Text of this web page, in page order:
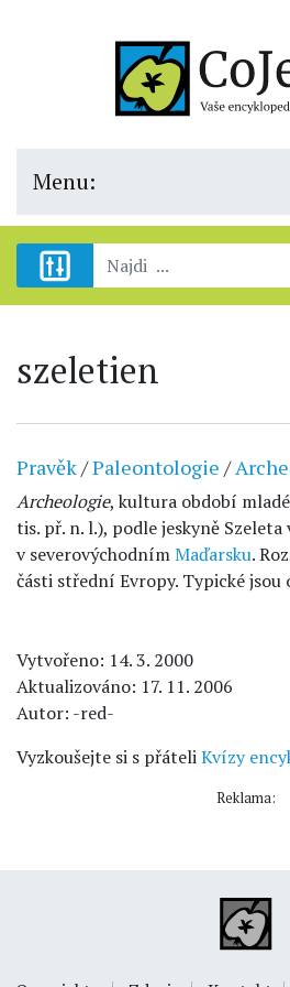
Menu:
szeletien
Pravěk/Paleontologie /
Archeologie, kultura období
tis. př. n. l.), podle jeskyně
v severovýchodnímMaďarsku.
části střední Evropy. Typické
Vytvořeno: 14. 3. 2000
Aktualizováno: 17. 11. 2006
Autor: -red-
Vyzkoušejte si s přáteliKvízy
Reklama: